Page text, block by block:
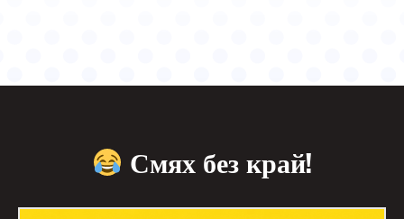
Смях без край!